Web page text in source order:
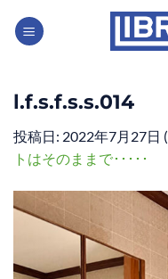
l.f.s.f.s.s.014
投稿日: 2022年7月27日 (
トはそのままで･････